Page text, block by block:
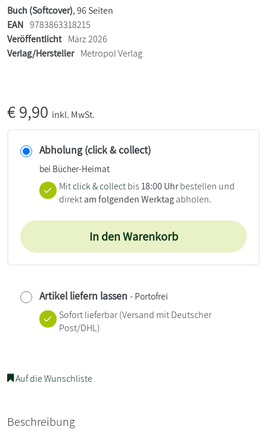
Buch (Softcover), 96 Seiten
EAN 9783863318215
Veröffentlicht März 2026
Verlag/Hersteller Metropol Verlag
€9,90 inkl. MwSt.
Abholung (click & collect)
bei Bücher-Heimat
Mitclick & collect bis18:00 Uhrbestellen und
direktam folgenden Werktagabholen.
In den Warenkorb
Artikel liefern lassen - Portofrei
Sofort lieferbar(Versand mit Deutscher
Post/DHL)
Auf die Wunschliste
Beschreibung